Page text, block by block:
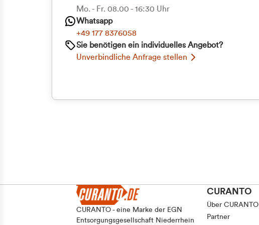
Einwilligungsauswahl
Mo. - Fr. 08.00 - 16:30 Uhr
Whatsapp
+49 177 8376058
Sie benötigen ein individuelles Angebot?
Unverbindliche Anfrage stellen
CURANTO - eine Marke der EGN
Entsorgungsgesellschaft Niederrhein
CURANTO
Über CURANTO
Partner